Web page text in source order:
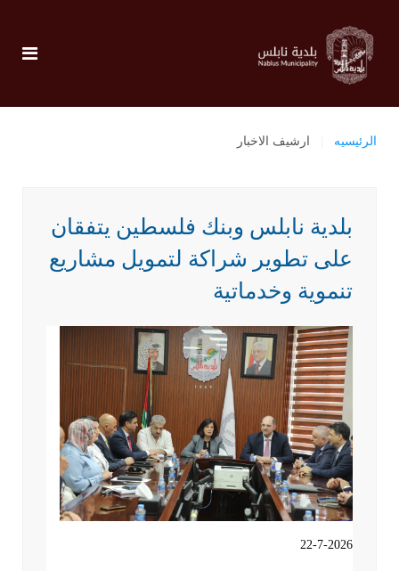
الرئيسيه ارشيف الاخبار
بلدية نابلس وبنك فلسطين يتفقان
على تطوير شراكة لتمويل مشاريع
تنموية وخدماتية
22-7-2026